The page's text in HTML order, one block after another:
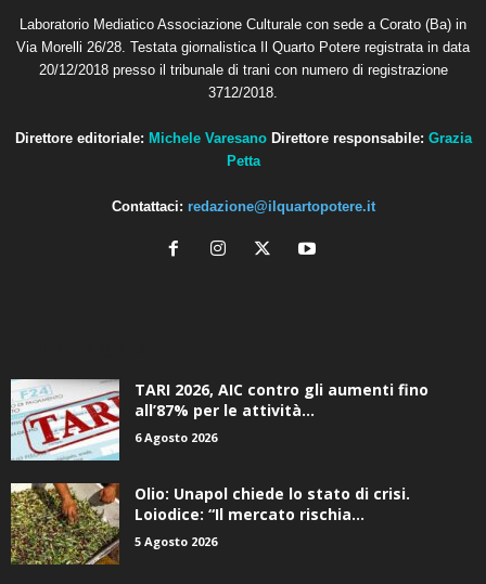
Laboratorio Mediatico Associazione Culturale con sede a Corato (Ba) in
Via Morelli 26/28. Testata giornalistica Il Quarto Potere registrata in data
20/12/2018 presso il tribunale di trani con numero di registrazione
3712/2018.
Direttore editoriale: Michele Varesano Direttore responsabile: Grazia
Petta
Contattaci: redazione@ilquartopotere.it
TARI 2026, AIC contro gli aumenti fino
all’87% per le attività...
6 Agosto 2026
Olio: Unapol chiede lo stato di crisi.
Loiodice: “Il mercato rischia...
5 Agosto 2026